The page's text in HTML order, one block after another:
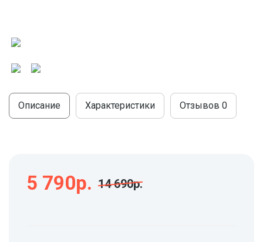
МОЙКИ
ОБЕДЕННЫЕ ГРУППЫ
СТУЛЬЯ
ДЛЯ ОБУВИ
Описание Характеристики Отзывов 0
5 790р. 14 690р.